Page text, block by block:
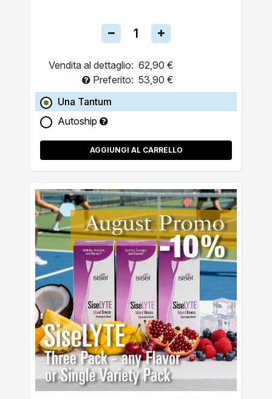
Vendita al dettaglio: 62,90 €
Preferito: 53,90 €
Una Tantum
Autoship
AGGIUNGI AL CARRELLO